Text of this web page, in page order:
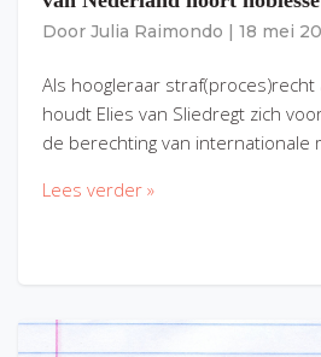
Door Julia Raimondo 18 mei
Als hoogleraar straf(proces)recht
houdt Elies van Sliedregt zich
de berechting van internationale
Lees verder »